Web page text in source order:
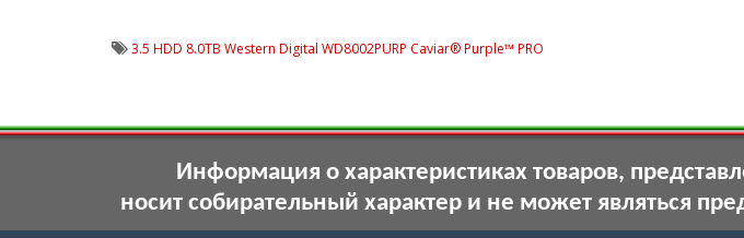
3.5 HDD 8.0TB Western Digital WD8002PURP Caviar® Purple™ PRO
Информация о характеристиках товаров,
носит собирательный характер и не может являться